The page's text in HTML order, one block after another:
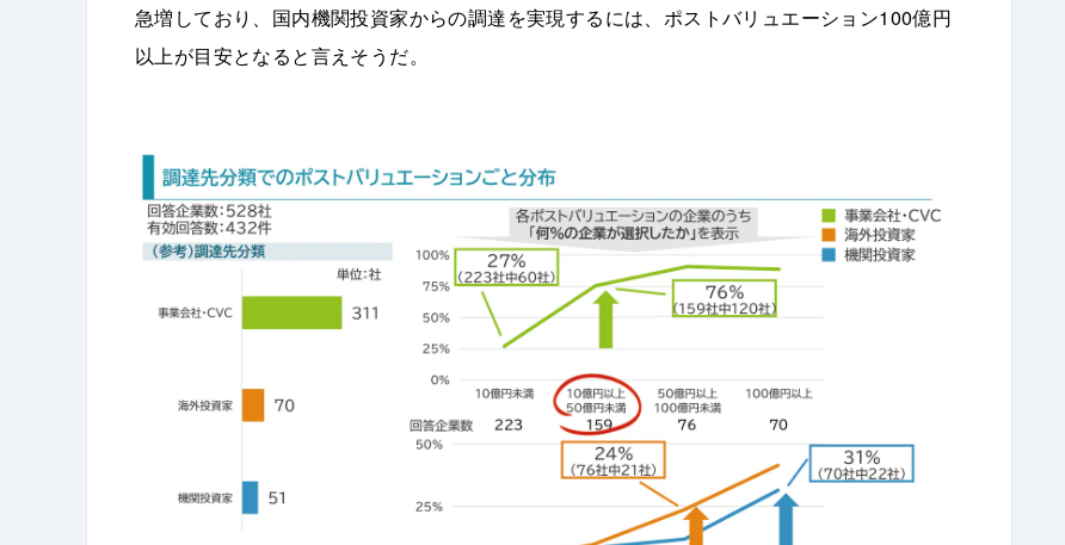
急増しており、国内機関投資家からの調達を実現するには、ポストバリュエーション100億円
以上が目安となると言えそうだ。